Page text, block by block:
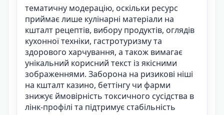
тематичну модерацію, оскільки ресурс
приймає лише кулінарні матеріали на
кшталт рецептів, вибору продуктів, оглядів
кухонної техніки, гастротуризму та
здорового харчування, а також вимагає
унікальний корисний текст із якісними
зображеннями. Заборона на ризикові ніші
на кшталт казино, беттінгу чи фарми
знижує ймовірність токсичного сусідства в
лінк-профілі та підтримує стабільність